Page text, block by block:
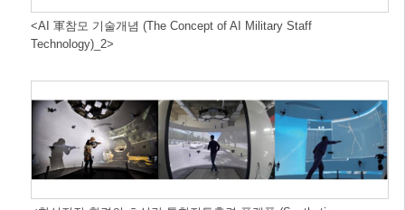
<AI 軍참모 기술개념 (The Concept of AI Military Staff
Technology)_2>